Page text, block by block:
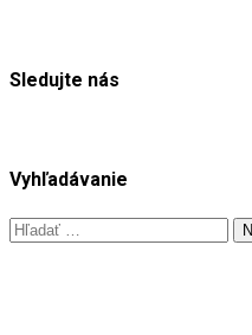
Sledujte nás
Vyhľadávanie
Hľadať: